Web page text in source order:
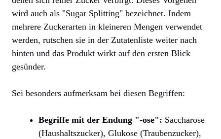
wird auch als "Sugar Splitting" bezeichnet. Indem
mehrere Zuckerarten in kleineren Mengen verwendet
werden, rutschen sie in der Zutatenliste weiter nach
hinten und das Produkt wirkt auf den ersten Blick
gesünder.
Sei besonders aufmerksam bei diesen Begriffen:
Begriffe mit der Endung "-ose": Saccharose
(Haushaltszucker), Glukose (Traubenzucker),